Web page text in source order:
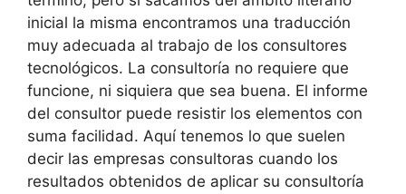
inicial la misma encontramos una traducción
muy adecuada al trabajo de los consultores
tecnológicos. La consultoría no requiere que
funcione, ni siquiera que sea buena. El informe
del consultor puede resistir los elementos con
suma facilidad. Aquí tenemos lo que suelen
decir las empresas consultoras cuando los
resultados obtenidos de aplicar su consultoría